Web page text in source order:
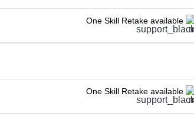
One Skill Retake available
One Skill Retake available